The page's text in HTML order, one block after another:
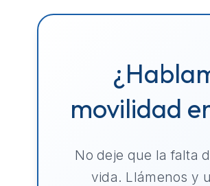
movilidad
No deje que la falta
vida. Llámenos y